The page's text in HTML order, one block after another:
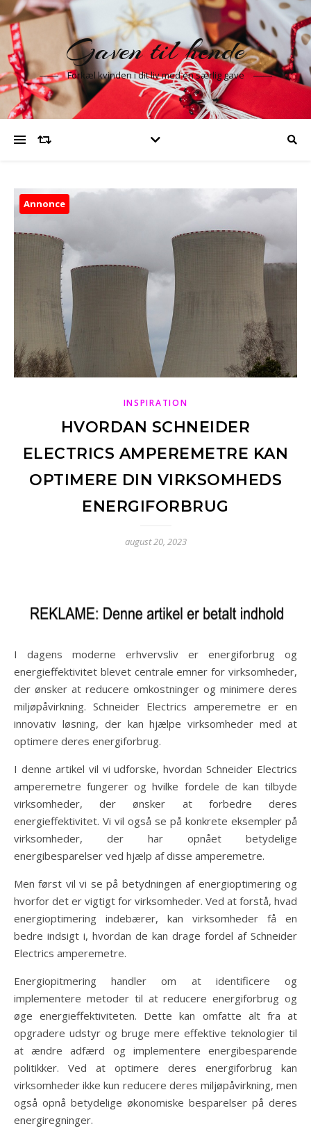
Gaven til hende
Forkæl kvinden i dit liv med en særlig gave
Annonce
INSPIRATION
HVORDAN SCHNEIDER
ELECTRICS AMPEREMETRE KAN
OPTIMERE DIN VIRKSOMHEDS
ENERGIFORBRUG
august 20, 2023
I dagens moderne erhvervsliv er energiforbrug og
energieffektivitet blevet centrale emner for virksomheder,
der ønsker at reducere omkostninger og minimere deres
miljøpåvirkning. Schneider Electrics amperemetre er en
innovativ løsning, der kan hjælpe virksomheder med at
optimere deres energiforbrug.
I denne artikel vil vi udforske, hvordan Schneider Electrics
amperemetre fungerer og hvilke fordele de kan tilbyde
virksomheder, der ønsker at forbedre deres
energieffektivitet. Vi vil også se på konkrete eksempler på
virksomheder, der har opnået betydelige
energibesparelser ved hjælp af disse amperemetre.
Men først vil vi se på betydningen af energioptimering og
hvorfor det er vigtigt for virksomheder. Ved at forstå, hvad
energioptimering indebærer, kan virksomheder få en
bedre indsigt i, hvordan de kan drage fordel af Schneider
Electrics amperemetre.
Energiopitmering handler om at identificere og
implementere metoder til at reducere energiforbrug og
øge energieffektiviteten. Dette kan omfatte alt fra at
opgradere udstyr og bruge mere effektive teknologier til
at ændre adfærd og implementere energibesparende
politikker. Ved at optimere deres energiforbrug kan
virksomheder ikke kun reducere deres miljøpåvirkning, men
også opnå betydelige økonomiske besparelser på deres
energiregninger.